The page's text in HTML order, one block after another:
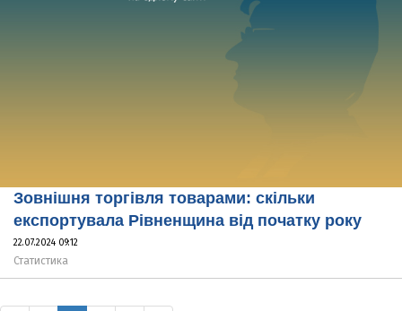
Зовнішня торгівля товарами: скільки
експортувала Рівненщина від початку року
22.07.2024 09:12
Статистика